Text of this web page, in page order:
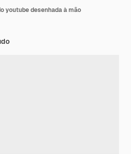
youtube desenhada à mão